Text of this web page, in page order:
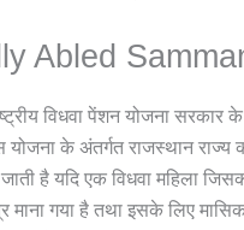
Abled
विधवा पेंशन योजना सरकार के
योजना के अंतर्गत राजस्थान
है यदि एक विधवा महिला
माना गया है तथा इसके लिए